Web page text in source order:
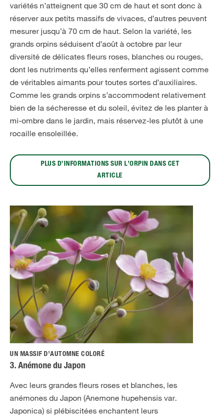
variétés n’atteignent que 30 cm de haut et sont donc à
réserver aux petits massifs de vivaces, d’autres peuvent
mesurer jusqu’à 70 cm de haut. Selon la variété, les
grands orpins séduisent d’août à octobre par leur
diversité de délicates fleurs roses, blanches ou rouges,
dont les nutriments qu’elles renferment agissent comme
de véritables aimants pour toutes sortes d’auxiliaires.
Comme les grands orpins s’accommodent relativement
bien de la sécheresse et du soleil, évitez de les planter à
mi-ombre dans le jardin, mais réservez-les plutôt à une
rocaille ensoleillée.
PLUS D’INFORMATIONS SUR L’ORPIN DANS CET
ARTICLE
UN MASSIF D’AUTOMNE COLORÉ
3. Anémone du Japon
Avec leurs grandes fleurs roses et blanches, les
anémones du Japon (Anemone hupehensis var.
Japonica) si plébiscitées enchantent leurs